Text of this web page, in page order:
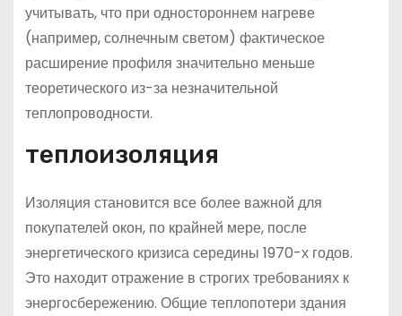
учитывать, что при одностороннем нагреве
(например, солнечным светом) фактическое
расширение профиля значительно меньше
теоретического из-за незначительной
теплопроводности.
теплоизоляция
Изоляция становится все более важной для
покупателей окон, по крайней мере, после
энергетического кризиса середины 1970-х годов.
Это находит отражение в строгих требованиях к
энергосбережению. Общие теплопотери здания